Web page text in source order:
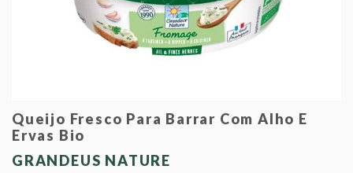
Queijo Fresco Para Barrar Com Alho E
Ervas Bio
GRANDEUS NATURE